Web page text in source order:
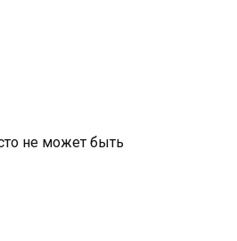
не может быть